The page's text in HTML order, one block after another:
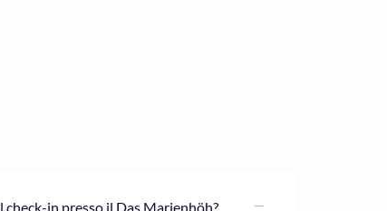
in presso il Das Marienhöh?